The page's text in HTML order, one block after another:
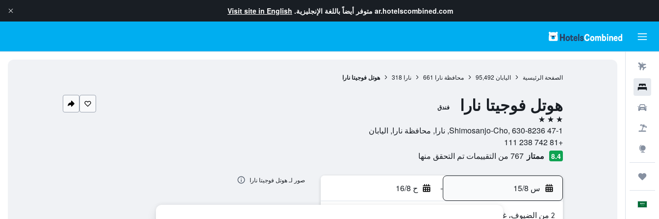
ar.hotelscombined.com متوفر أيضاً باللغة الإنجليزية. Visit site in English
الصفحة الرئيسية اليابان 95,492 محافظة نارا 661 نارا 318 هوتل فوجيتا نارا
هوتل فوجيتا نارا فندق
3 نجوم
47-1 Shimosanjo-Cho, 630-8236, نارا, محافظة نارا, اليابان
+81 742 238 111
8.4 ممتاز 767 من التقييمات تم التحقق منها
س 15/8 - ح 16/8
2 من الضيوف، غرفة واحدة
صور لـ هوتل فوجيتا نارا